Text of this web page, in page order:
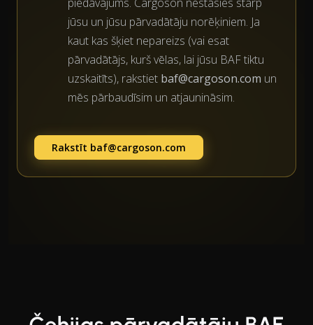
jūsu un jūsu pārvadātāju norēķiniem. Ja
kaut kas šķiet nepareizs (vai esat
pārvadātājs, kurš vēlas, lai jūsu BAF tiktu
uzskaitīts), rakstiet baf@cargoson.com un
mēs pārbaudīsim un atjaunināsim.
Rakstīt baf@cargoson.com